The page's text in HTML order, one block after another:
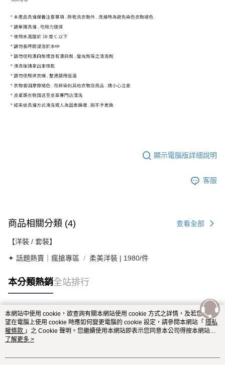
顯示電腦版詳細說明
客服
商品相關分類 (4) 查看全部
【洋裝 / 套裝】
✦ 話題熱賣｜瘋搶專區 柔美洋裝 | 1980/件
本分類熱銷全站排行
熱門標籤
本網站中使用 cookie，欲查詢有關本網站使用 cookie 方式之詳情，及若您不希
望在電腦上使用 cookie 時應如何變更電腦的 cookie 設定，請參閱本網站「 隱私
權條款 」之 Cookie 聲明。您繼續使用本網站即表示您同意本公司得按本網站使
用條款之 Cookie 聲明使用 cookie。
了解更多 >